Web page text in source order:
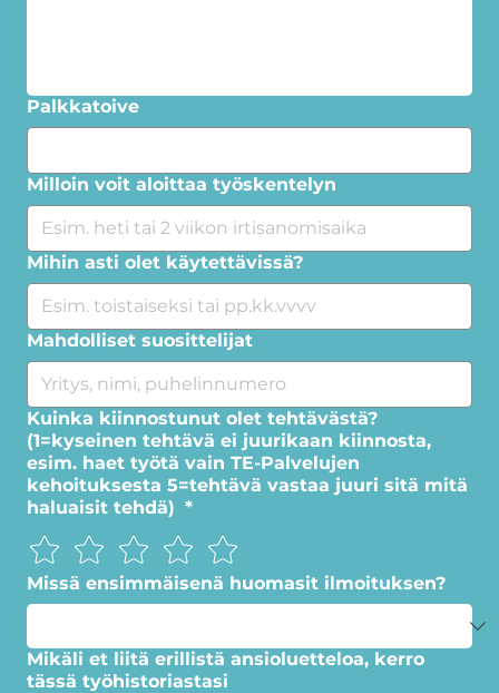
Palkkatoive
Milloin voit aloittaa työskentelyn
Mihin asti olet käytettävissä?
Mahdolliset suosittelijat
Kuinka kiinnostunut olet tehtävästä?
(1=kyseinen tehtävä ei juurikaan kiinnosta,
esim. haet työtä vain TE-Palvelujen
kehoituksesta 5=tehtävä vastaa juuri sitä mitä
haluaisit tehdä) *
Missä ensimmäisenä huomasit ilmoituksen?
Mikäli et liitä erillistä ansioluetteloa, kerro
tässä työhistoriastasi